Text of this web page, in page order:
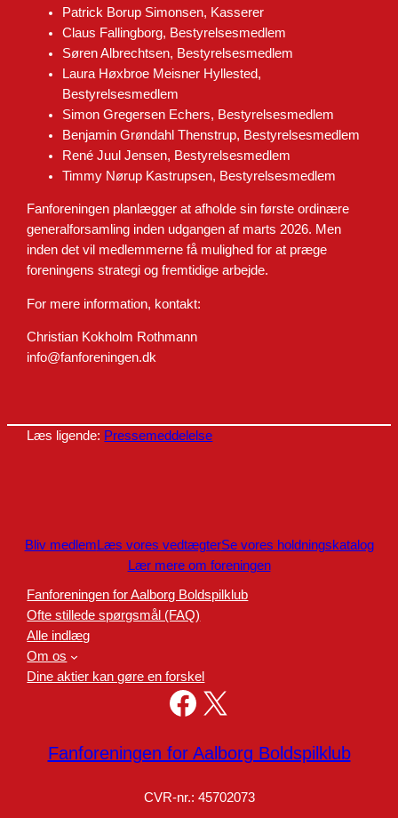
Patrick Borup Simonsen, Kasserer
Claus Fallingborg, Bestyrelsesmedlem
Søren Albrechtsen, Bestyrelsesmedlem
Laura Høxbroe Meisner Hyllested,
Bestyrelsesmedlem
Simon Gregersen Echers, Bestyrelsesmedlem
Benjamin Grøndahl Thenstrup, Bestyrelsesmedlem
René Juul Jensen, Bestyrelsesmedlem
Timmy Nørup Kastrupsen, Bestyrelsesmedlem
Fanforeningen planlægger at afholde sin første ordinære
generalforsamling inden udgangen af marts 2026. Men
inden det vil medlemmerne få mulighed for at præge
foreningens strategi og fremtidige arbejde.
For mere information, kontakt:
Christian Kokholm Rothmann
info@fanforeningen.dk
Læs ligende: Pressemeddelelse
Bliv medlem Læs vores vedtægterSe vores holdningskatalog
Lær mere om foreningen
Fanforeningen for Aalborg Boldspilklub
Ofte stillede spørgsmål (FAQ)
Alle indlæg
Om os
Dine aktier kan gøre en forskel
Facebook X
Fanforeningen for Aalborg Boldspilklub
CVR-nr.: 45702073